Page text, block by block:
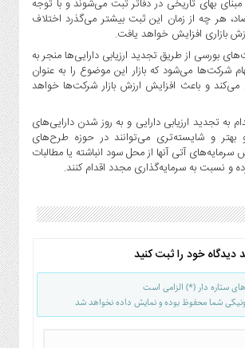
مبنای بهای تاریخی در دفاتر ثبت می‌شوند و با توجه
هر چه از زمان این ثبت بیشتر می‌گذرد اختلاف
بازاری افزایش خواهد یافت.
بورسی از طریق تجدید ارزیابی دارایی‌ها منجر به
شرکت‌ها می‌شود که بازار این موضوع را به عنوان
و باعث افزایش ارزش بازار شرکت‌ها خواهد
به تجدید ارزیابی دارایی و به روز شدن دارایی‌های
بهتر و شایسته‌تری می‌توانند در حوزه طرح‌های
سرمایه‌های آتی آنها از محل سود انباشته یا مطالبات
و نسبت به سرمایه‌گذاری مجدد اقدام کنند.
دیدگاه خود را ثبت کنید
ستاره دار (*) الزامی است
شما محفوظ بوده و نمایش داده نخواهد شد